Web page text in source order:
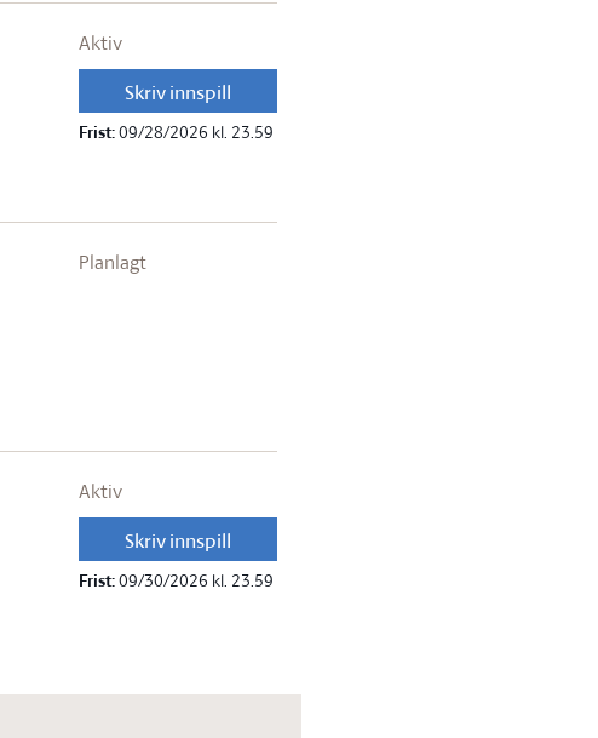
Aktiv
Skriv innspill
Frist:09/28/2026 kl. 23.59
Planlagt
Aktiv
Skriv innspill
Frist:09/30/2026 kl. 23.59